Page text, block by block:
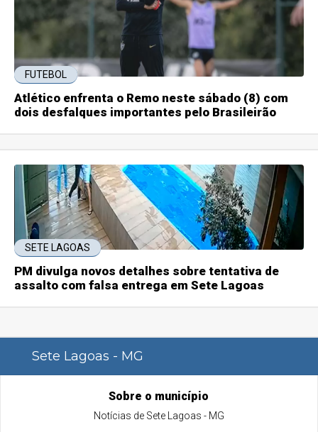
FUTEBOL
Atlético enfrenta o Remo neste sábado (8) com
dois desfalques importantes pelo Brasileirão
SETE LAGOAS
PM divulga novos detalhes sobre tentativa de
assalto com falsa entrega em Sete Lagoas
Sete Lagoas - MG
Sobre o município
Notícias de Sete Lagoas - MG